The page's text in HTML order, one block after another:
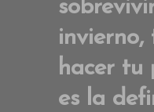
invierno,
hacer tu
es la